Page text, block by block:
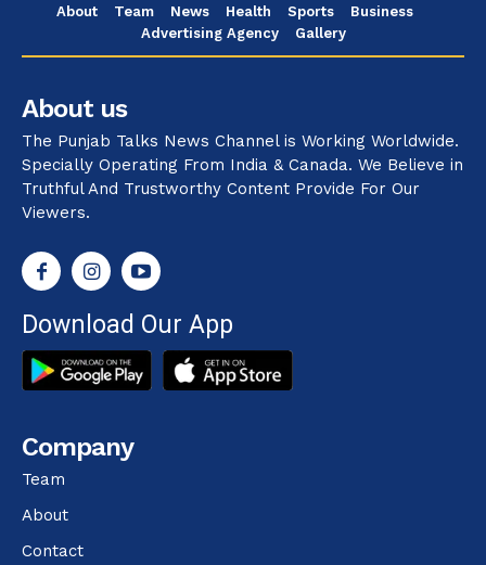
About Team News Health Sports
Business
Advertising Agency
Gallery
About us
The Punjab Talks News Channel is Working Worldwide.
Specially Operating From India & Canada. We Believe in
Truthful And Trustworthy Content Provide For Our
Viewers.
Download Our App
Company
Team
About
Contact